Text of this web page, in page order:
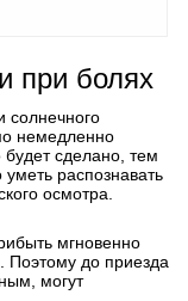
при болях
солнечного
немедленно
сделано, тем
распознавать
осмотра.
мгновенно
Поэтому до приезда
могут